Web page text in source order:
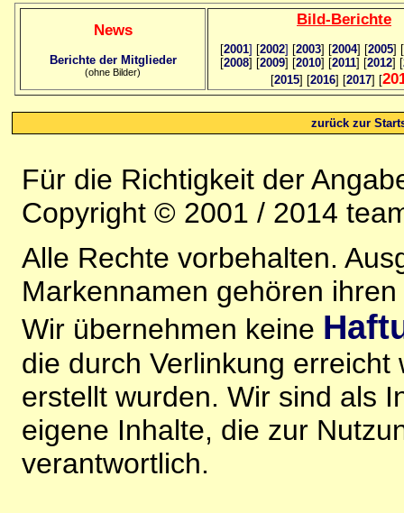
News
Berichte der Mitglieder
(ohne Bilder)
Bild-Berichte
[2001] [2002] [2003] [2004] [2005] [
[2008] [2009] [2010] [2011] [2012] [
[2015] [2016] [2017] [
zurück zur
Für die Richtigkeit der
Copyright © 2001 / 2014
Alle Rechte vorbehalten.
Markennamen gehören
Wir übernehmen keine
die durch Verlinkung
erstellt wurden. Wir sind als
eigene Inhalte, die zur
verantwortlich.